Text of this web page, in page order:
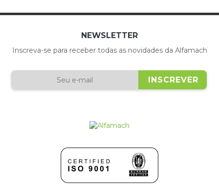
NEWSLETTER
Inscreva-se para receber todas as novidades da Alfamach